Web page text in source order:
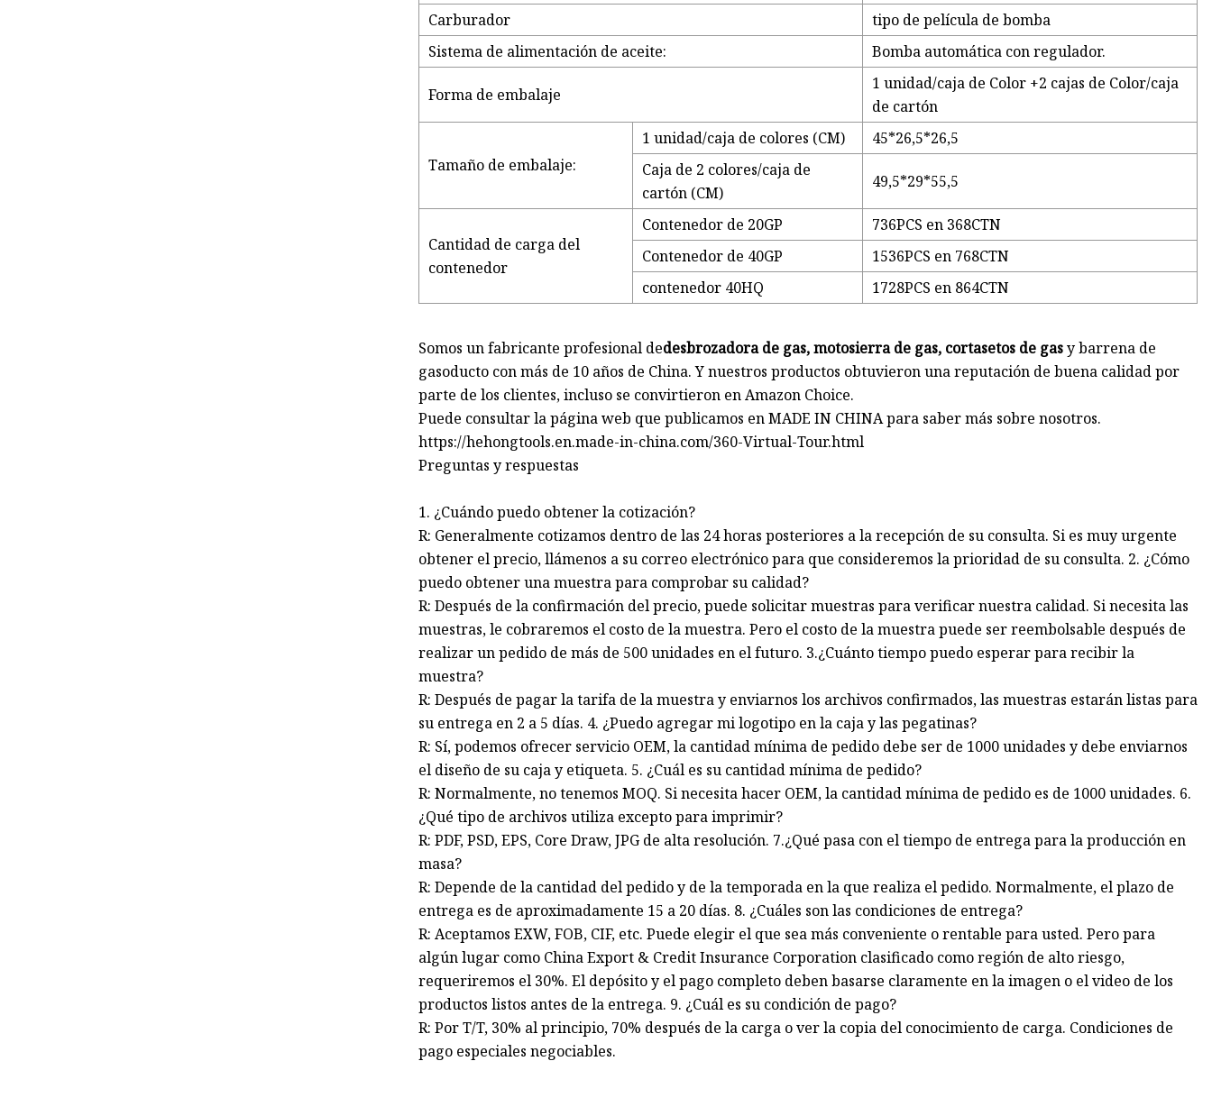
Carburador
tipo de película de bomba
Sistema de alimentación de aceite:
Bomba automática con regulador.
Forma de embalaje
1 unidad/caja de Color +2 cajas de Color/caja
de cartón
Tamaño de embalaje:
1 unidad/caja de colores (CM)
45*26,5*26,5
Caja de 2 colores/caja de
cartón (CM)
49,5*29*55,5
Cantidad de carga del
contenedor
Contenedor de 20GP
736PCS en 368CTN
Contenedor de 40GP
1536PCS en 768CTN
contenedor 40HQ
1728PCS en 864CTN
Somos un fabricante profesional dedesbrozadora de gas, motosierra de gas, cortasetos de gasy barrena de
gasoducto con más de 10 años de China. Y nuestros productos obtuvieron una reputación de buena calidad por
parte de los clientes, incluso se convirtieron en Amazon Choice.
Puede consultar la página web que publicamos en MADE IN CHINA para saber más sobre nosotros.
https://hehongtools.en.made-in-china.com/360-Virtual-Tour.html
Preguntas y respuestas
1. ¿Cuándo puedo obtener la cotización?
R: Generalmente cotizamos dentro de las 24 horas posteriores a la recepción de su consulta. Si es muy urgente
obtener el precio, llámenos a su correo electrónico para que consideremos la prioridad de su consulta. 2. ¿Cómo
puedo obtener una muestra para comprobar su calidad?
R: Después de la confirmación del precio, puede solicitar muestras para verificar nuestra calidad. Si necesita las
muestras, le cobraremos el costo de la muestra. Pero el costo de la muestra puede ser reembolsable después de
realizar un pedido de más de 500 unidades en el futuro. 3.¿Cuánto tiempo puedo esperar para recibir la
muestra?
R: Después de pagar la tarifa de la muestra y enviarnos los archivos confirmados, las muestras estarán listas para
su entrega en 2 a 5 días. 4. ¿Puedo agregar mi logotipo en la caja y las pegatinas?
R: Sí, podemos ofrecer servicio OEM, la cantidad mínima de pedido debe ser de 1000 unidades y debe enviarnos
el diseño de su caja y etiqueta. 5. ¿Cuál es su cantidad mínima de pedido?
R: Normalmente, no tenemos MOQ. Si necesita hacer OEM, la cantidad mínima de pedido es de 1000 unidades. 6.
¿Qué tipo de archivos utiliza excepto para imprimir?
R: PDF, PSD, EPS, Core Draw, JPG de alta resolución. 7.¿Qué pasa con el tiempo de entrega para la producción en
masa?
R: Depende de la cantidad del pedido y de la temporada en la que realiza el pedido. Normalmente, el plazo de
entrega es de aproximadamente 15 a 20 días. 8. ¿Cuáles son las condiciones de entrega?
R: Aceptamos EXW, FOB, CIF, etc. Puede elegir el que sea más conveniente o rentable para usted. Pero para
algún lugar como China Export & Credit Insurance Corporation clasificado como región de alto riesgo,
requeriremos el 30%. El depósito y el pago completo deben basarse claramente en la imagen o el video de los
productos listos antes de la entrega. 9. ¿Cuál es su condición de pago?
R: Por T/T, 30% al principio, 70% después de la carga o ver la copia del conocimiento de carga. Condiciones de
pago especiales negociables.